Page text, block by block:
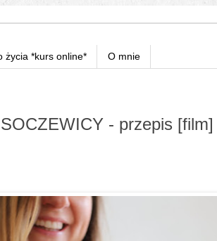
życia *kurs online* O mnie
- przepis [film]